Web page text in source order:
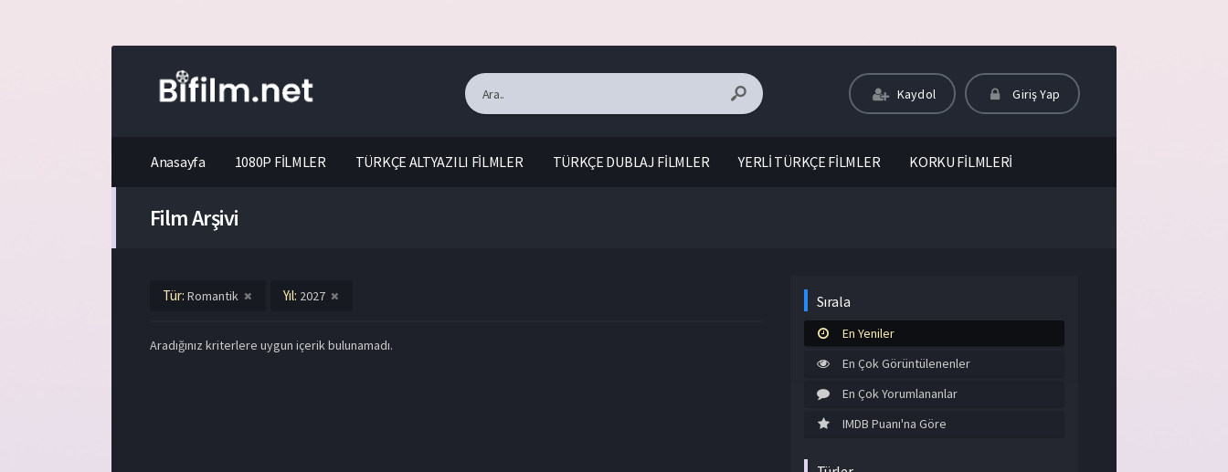
Kaydol Giriş Yap
Anasayfa 1080P FİLMLER TÜRKÇE ALTYAZILI FİLMLER TÜRKÇE DUBLAJ FİLMLER YERLİ TÜRKÇE FİLMLER KORKU FİLMLERİ
Film Arşivi
Tür: Romantik Yıl: 2027
Aradığınız kriterlere uygun içerik bulunamadı.
Sırala
En Yeniler
En Çok Görüntülenenler
En Çok Yorumlananlar
IMDB Puanı'na Göre